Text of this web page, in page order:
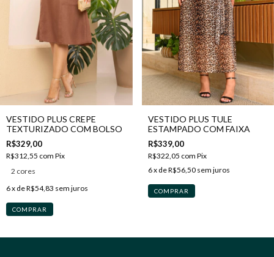
VESTIDO PLUS CREPE
TEXTURIZADO COM BOLSO
R$329,00
R$312,55 com Pix
2 cores
6x deR$54,83 sem juros
COMPRAR
VESTIDO PLUS TULE
ESTAMPADO COM FAIXA
R$339,00
R$322,05 com Pix
6x deR$56,50 sem juros
COMPRAR